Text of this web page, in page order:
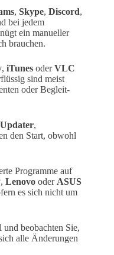
, Skype, Discord,
bei jedem
ein manueller
brauchen.
, iTunes oderVLC
sind meist
oder Begleit-
,
den Start, obwohl
Programme auf
, Lenovo oder ASUS
es sich nicht um
beobachten Sie,
alle Änderungen